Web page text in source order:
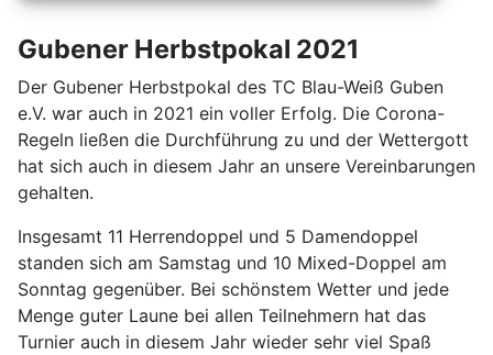
Gubener Herbstpokal 2021
Der Gubener Herbstpokal des TC Blau-Weiß Guben
e.V. war auch in 2021 ein voller Erfolg. Die Corona-
Regeln ließen die Durchführung zu und der Wettergott
hat sich auch in diesem Jahr an unsere Vereinbarungen
gehalten.
Insgesamt 11 Herrendoppel und 5 Damendoppel
standen sich am Samstag und 10 Mixed-Doppel am
Sonntag gegenüber. Bei schönstem Wetter und jede
Menge guter Laune bei allen Teilnehmern hat das
Turnier auch in diesem Jahr wieder sehr viel Spaß